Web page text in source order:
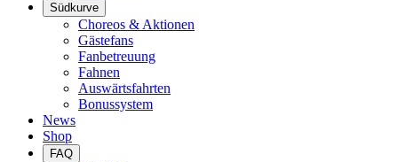
Südkurve
Choreos & Aktionen
Gästefans
Fanbetreuung
Fahnen
Auswärtsfahrten
Bonussystem
News
Shop
FAQ